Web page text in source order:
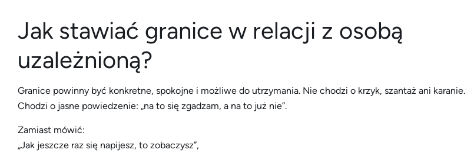
Jak stawiać granice w relacji z osobą
uzależnioną?
Granice powinny być konkretne, spokojne i możliwe do utrzymania. Nie chodzi o krzyk, szantaż ani karanie.
Chodzi o jasne powiedzenie: „na to się zgadzam, a na to już nie”.
Zamiast mówić:
„Jak jeszcze raz się napijesz, to zobaczysz”,